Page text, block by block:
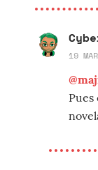
19
Pues